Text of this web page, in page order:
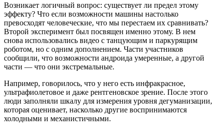
Возникает логичный вопрос: существует ли предел этому
эффекту? Что если возможности машины настолько
превосходят человеческие, что мы перестаем их сравнивать?
Второй эксперимент был посвящен именно этому. В нем
снова использовались видео с танцующим и паркурящим
роботом, но с одним дополнением. Части участников
сообщили, что возможности андроида умеренные, а другой
части — что они экстремальные.
Например, говорилось, что у него есть инфракрасное,
ультрафиолетовое и даже рентгеновское зрение. После этого
люди заполняли шкалу для измерения уровня дегуманизации,
которая оценивает, насколько другие воспринимаются
холодными и механистичными.